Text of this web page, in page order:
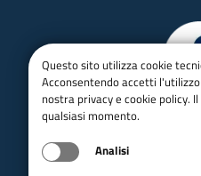
Questo sito utilizza cookie
Acconsentendo accetti
nostra privacy e cookie policy.
qualsiasi momento.
Analisi